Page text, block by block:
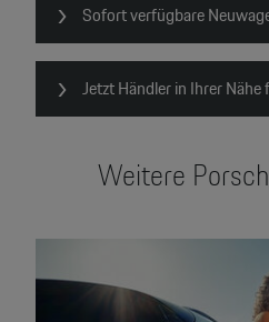
Sofort verfügbare
Jetzt Händler in Ihrer Nähe
Weitere